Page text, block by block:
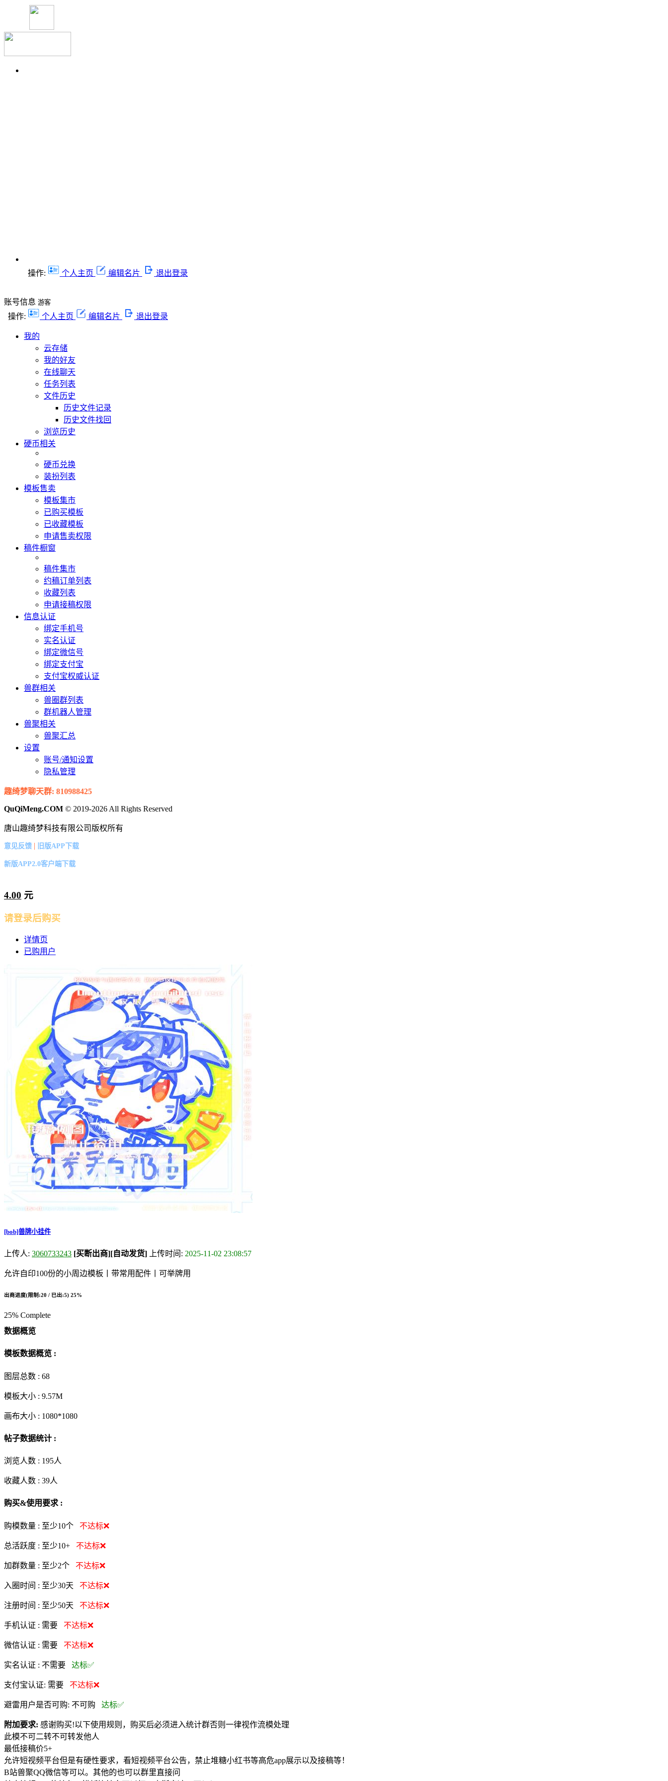
操作: 个人主页 编辑名片 退出登录
账号信息 游客
操作: 个人主页 编辑名片 退出登录
我的
云存储
我的好友
在线聊天
任务列表
文件历史
历史文件记录
历史文件找回
浏览历史
硬币相关
硬币兑换
装扮列表
模板售卖
模板集市
已购买模板
已收藏模板
申请售卖权限
稿件橱窗
稿件集市
约稿订单列表
收藏列表
申请接稿权限
信息认证
绑定手机号
实名认证
绑定微信号
绑定支付宝
支付宝权威认证
兽群相关
兽圈群列表
群机器人管理
兽聚相关
兽聚汇总
设置
账号/通知设置
隐私管理
趣绮梦聊天群: 810988425
QuQiMeng.COM © 2019-2026 All Rights Reserved
唐山趣绮梦科技有限公司版权所有
意见反馈 | 旧版APP下载
新版APP2.0客户端下载
4.00 元
请登录后购买
详情页
已购用户
[bob]兽牌小挂件
上传人: 3060733243 [买断出商][自动发货] 上传时间: 2025-11-02 23:08:57
允许自印100份的小周边模板丨带常用配件丨可举牌用
出商进度(限制:20 / 已出:5) 25%
25% Complete
数据概览
模板数据概览 :
图层总数 : 68
模板大小 : 9.57M
画布大小 : 1080*1080
帖子数据统计 :
浏览人数 : 195人
收藏人数 : 39人
购买&使用要求 :
购模数量 : 至少10个 不达标❌
总活跃度 : 至少10+ 不达标❌
加群数量 : 至少2个 不达标❌
入圈时间 : 至少30天 不达标❌
注册时间 : 至少50天 不达标❌
手机认证 : 需要 不达标❌
微信认证 : 需要 不达标❌
实名认证 : 不需要 达标✅
支付宝认证: 需要 不达标❌
避雷用户是否可购: 不可购 达标✅
附加要求: 感谢购买!以下使用规则，购买后必须进入统计群否则一律视作流模处理
此模不可二转不可转发他人
最低接稿价5+
允许短视频平台但是有硬性要求，看短视频平台公告，禁止堆糖小红书等高危app展示以及接稿等！
B站兽聚QQ微信等可以。其他的也可以群里直接问